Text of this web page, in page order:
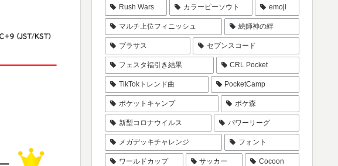
Rush Wars カラーピーソウト emoji
マルチ上位フィニッシュ 絵師神の絆
ブラサス セブンスコード
フェスタ福引き結果 CRL Pocket
TikTokトレンド曲 PocketCamp
ポケットキャンプ ポケ森
新型コロナウイルス パワーリーグ
メガデッキチャレンジ フォント
ワールドカップ サッカー Cocoon